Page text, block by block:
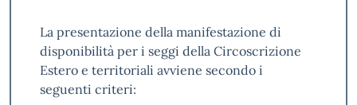
La presentazione della manifestazione di
disponibilità per i seggi della Circoscrizione
Estero e territoriali avviene secondo i
seguenti criteri: